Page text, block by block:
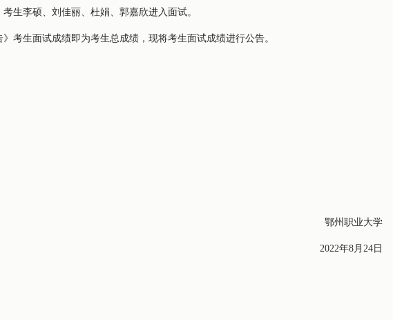
生李硕、刘佳丽、杜娟、郭嘉欣进入面试。
考生面试成绩即为考生总成绩，现将考生面试成绩进行公告。
鄂州职业大学
2022年8月24日